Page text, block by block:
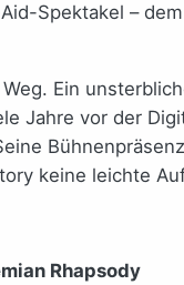
Spektakel –
Ein
Jahre vor der
keine leichte
Rhapsody